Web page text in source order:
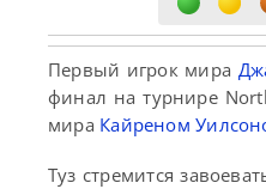
Первый игрок мира
финал на турнире
мира Кайреном
Туз стремится